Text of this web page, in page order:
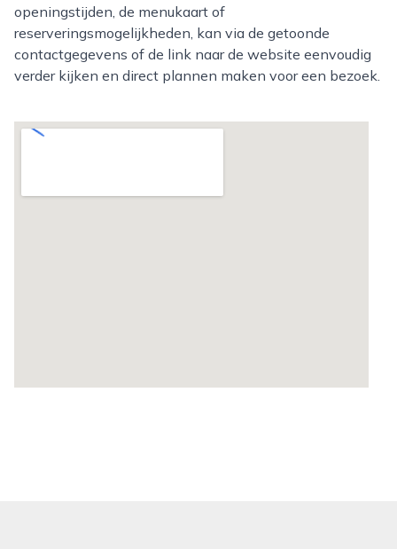
openingstijden, de menukaart of
reserveringsmogelijkheden, kan via de getoonde
contactgegevens of de link naar de website eenvoudig
verder kijken en direct plannen maken voor een bezoek.